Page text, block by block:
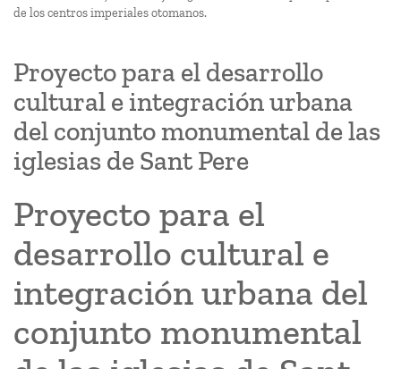
de los centros imperiales otomanos.
Proyecto para el desarrollo
cultural e integración urbana
del conjunto monumental de las
iglesias de Sant Pere
Proyecto para el
desarrollo cultural e
integración urbana del
conjunto monumental